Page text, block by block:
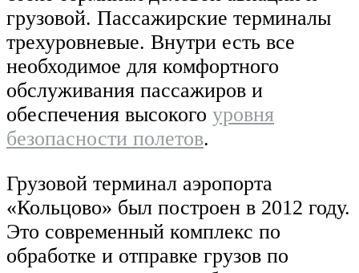
грузовой. Пассажирские терминалы
трехуровневые. Внутри есть все
необходимое для комфортного
обслуживания пассажиров и
обеспечения высокого уровня
безопасности полетов.
Грузовой терминал аэропорта
«Кольцово» был построен в 2012 году.
Это современный комплекс по
обработке и отправке грузов по